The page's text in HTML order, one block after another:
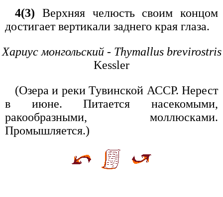
4(3) Верхняя челюсть своим концом
достигает вертикали заднего края глаза.
Хариус монгольский - Thymallus brevirostris
Kessler
(Озера и реки Тувинской АССР. Нерест
в июне. Питается насекомыми,
ракообразными, моллюсками.
Промышляется.)